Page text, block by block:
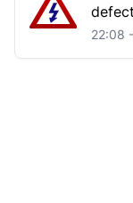
22:08